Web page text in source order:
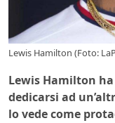
Lewis Hamilton (Foto:
Lewis Hamilton
dedicarsi ad
lo vede come